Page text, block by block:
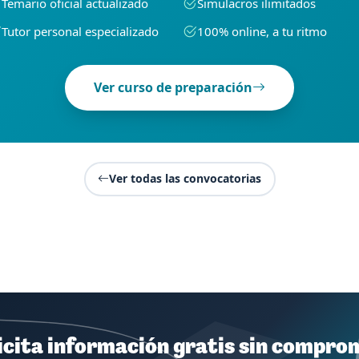
Tutor personal especializado
100% online, a tu ritmo
Ver curso de preparación
Ver todas las convocatorias
información gratis sin